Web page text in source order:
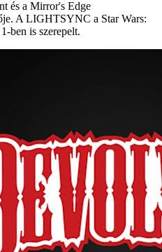
és a Mirror's Edge
A LIGHTSYNC a Star Wars:
ben is szerepelt.